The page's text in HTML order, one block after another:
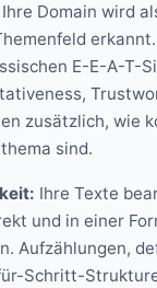
Ihre Domain wird
E-E-A-T-
zusätzlich, wie
sind.
Ihre Texte
und in einer
Aufzählungen,
Schritt-